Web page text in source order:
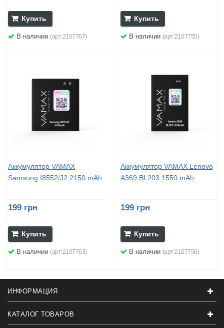
Купить
В наличии (арт:2107767)
Купить
В наличии (арт:2107755)
Аккумулятор VAMAX
Samsung I8552/J2 2150 mAh
199 грн
Купить
В наличии (арт:2107763)
Аккумулятор VAMAX Lenovo
A369 BL203 1550 mAh
199 грн
Купить
В наличии (арт:2107756)
ИНФОРМАЦИЯ
КАТАЛОГ ТОВАРОВ